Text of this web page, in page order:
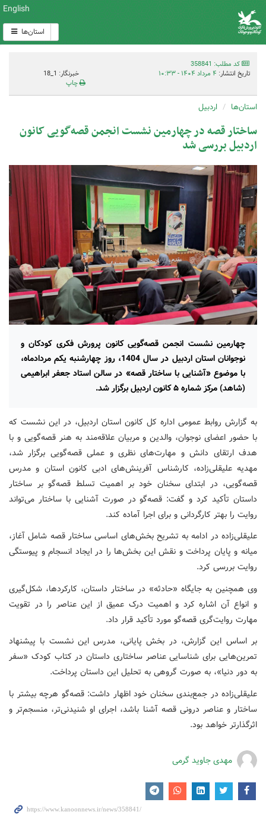
English
استان‌ها
کد مطلب: 358841
تاریخ انتشار: ۴ مرداد ۱۴۰۴ - ۱۰:۳۳
خبرنگار: 1_18
چاپ
استان‌ها اردبیل
ساختار قصه در چهارمین نشست انجمن قصه‌گویی کانون
اردبیل بررسی شد
چهارمین نشست انجمن قصه‌گویی کانون پرورش فکری کودکان و
نوجوانان استان اردبیل در سال 1404، روز چهارشنبه یکم مردادماه،
با موضوع «آشنایی با ساختار قصه» در سالن استاد جعفر ابراهیمی
(شاهد) مرکز شماره ۵ کانون اردبیل برگزار شد.
به گزارش روابط عمومی اداره کل کانون استان اردبیل، در این نشست که
با حضور اعضای نوجوان، والدین و مربیان علاقه‌مند به هنر قصه‌گویی و با
هدف ارتقای دانش و مهارت‌های نظری و عملی قصه‌گویی برگزار شد،
مهدیه علیقلی‌زاده، کارشناس آفرینش‌های ادبی کانون استان و مدرس
قصه‌گویی، در ابتدای سخنان خود بر اهمیت تسلط قصه‌گو بر ساختار
داستان تأکید کرد و گفت: قصه‌گو در صورت آشنایی با ساختار می‌تواند
روایت را بهتر کارگردانی و برای اجرا آماده کند.
علیقلی‌زاده در ادامه به تشریح بخش‌های اساسی ساختار قصه شامل آغاز،
میانه و پایان پرداخت و نقش این بخش‌ها را در ایجاد انسجام و پیوستگی
روایت بررسی کرد.
وی همچنین به جایگاه «حادثه» در ساختار داستان، کارکردها، شکل‌گیری
و انواع آن اشاره کرد و اهمیت درک عمیق از این عناصر را در تقویت
مهارت روایت‌گری قصه‌گو مورد تأکید قرار داد.
بر اساس این گزارش، در بخش پایانی، مدرس این نشست با پیشنهاد
تمرین‌هایی برای شناسایی عناصر ساختاری داستان در کتاب کودک «سفر
به دور دنیا»، به صورت گروهی به تحلیل این داستان پرداخت.
علیقلی‌زاده در جمع‌بندی سخنان خود اظهار داشت: قصه‌گو هرچه بیشتر با
ساختار و عناصر درونی قصه آشنا باشد، اجرای او شنیدنی‌تر، منسجم‌تر و
اثرگذارتر خواهد بود.
مهدی جاوید گرمی